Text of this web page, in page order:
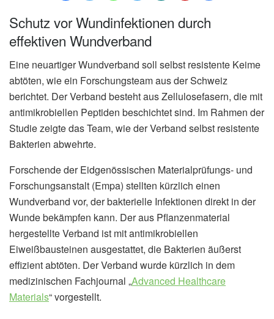
Schutz vor Wundinfektionen durch
effektiven Wundverband
Eine neuartiger Wundverband soll selbst resistente Keime
abtöten, wie ein Forschungsteam aus der Schweiz
berichtet. Der Verband besteht aus Zellulosefasern, die mit
antimikrobiellen Peptiden beschichtet sind. Im Rahmen der
Studie zeigte das Team, wie der Verband selbst resistente
Bakterien abwehrte.
Forschende der Eidgenössischen Materialprüfungs- und
Forschungsanstalt (Empa) stellten kürzlich einen
Wundverband vor, der bakterielle Infektionen direkt in der
Wunde bekämpfen kann. Der aus Pflanzenmaterial
hergestellte Verband ist mit antimikrobiellen
Eiweißbausteinen ausgestattet, die Bakterien äußerst
effizient abtöten. Der Verband wurde kürzlich in dem
medizinischen Fachjournal „Advanced Healthcare
Materials“ vorgestellt.